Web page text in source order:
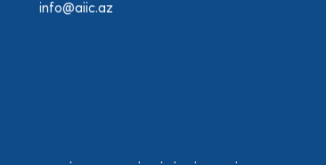
info@aiic.az